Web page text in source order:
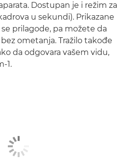
Dostupan je i režim za
u sekundi). Prikazane
prilagode, pa možete da
ometanja. Tražilo takođe
da odgovara vašem vidu,
1.